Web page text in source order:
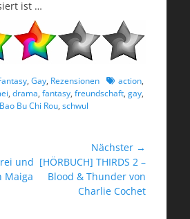
ist …
, Gay, Rezensionen Schlagworte
action,
, drama, fantasy, freundschaft, gay,
Bu Chi Rou, schwul
und
Maiga
Nächster →
Nächster
Beitrag:
[HÖRBUCH] THIRDS 2 –
Blood & Thunder von
Charlie Cochet